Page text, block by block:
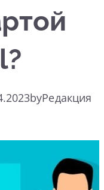
byРедакция